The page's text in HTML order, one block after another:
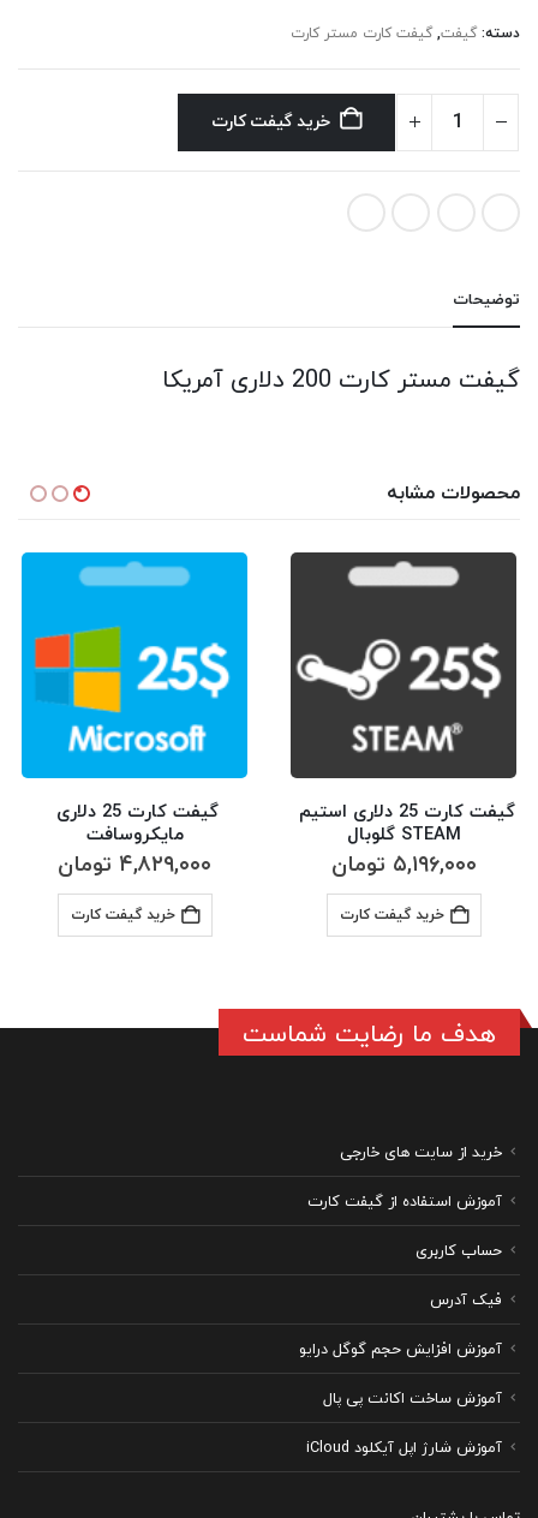
دسته: گیفت, گیفت کارت مستر کارت
خرید گیفت کارت
توضیحات
گیفت مستر کارت 200 دلاری آمریکا
محصولات مشابه
گیفت کارت 25 دلاری استیم
STEAM گلوبال
۵,۱۹۶,۰۰۰ تومان
خرید گیفت کارت
گیفت کارت 25 دلاری
مایکروسافت
۴,۸۲۹,۰۰۰ تومان
خرید گیفت کارت
هدف ما رضایت شماست
خرید از سایت های خارجی
آموزش استفاده از گیفت کارت
حساب کاربری
فیک آدرس
آموزش افزایش حجم گوگل درایو
آموزش ساخت اکانت پی پال
آموزش شارژ اپل آیکلود iCloud